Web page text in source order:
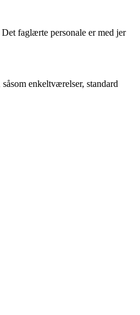
faglærte personale er med jer
enkeltværelser, standard